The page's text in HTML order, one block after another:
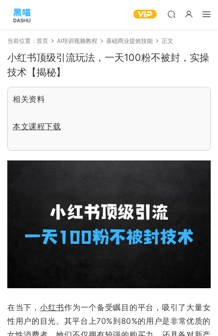
当前位置： 首页 AI培训视频教程 基础商业提效技能 正文
小红书顶级引流玩法，一天100粉不被封，实操
技术【揭秘】
相关资料
本文课程下载
在当下， 小红书作为一个备受瞩目的平台，吸引了大量女
性用户的目光。其平台上70%到80%的用户是非常优质的